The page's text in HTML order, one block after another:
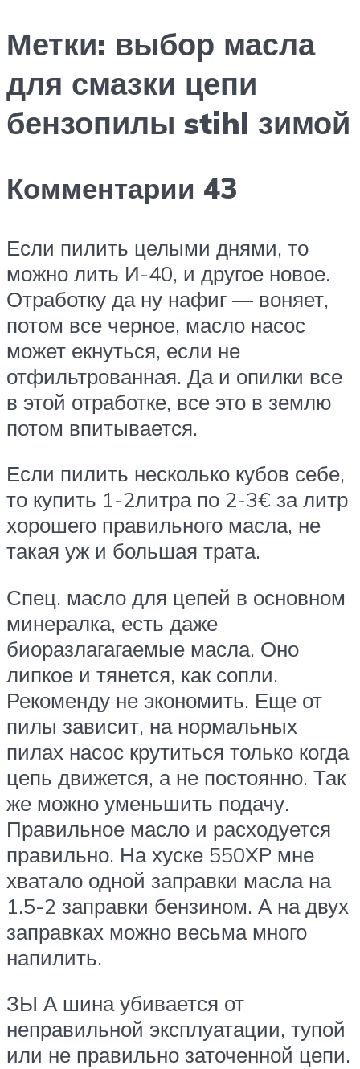
Метки: выбор масла
для смазки цепи
бензопилы stihl зимой
Комментарии 43
Если пилить целыми днями, то
можно лить И-40, и другое новое.
Отработку да ну нафиг — воняет,
потом все черное, масло насос
может екнуться, если не
отфильтрованная. Да и опилки все
в этой отработке, все это в землю
потом впитывается.
Если пилить несколько кубов себе,
то купить 1-2литра по 2-3€ за литр
хорошего правильного масла, не
такая уж и большая трата.
Спец. масло для цепей в основном
минералка, есть даже
биоразлагагаемые масла. Оно
липкое и тянется, как сопли.
Рекоменду не экономить. Еще от
пилы зависит, на нормальных
пилах насос крутиться только когда
цепь движется, а не постоянно. Так
же можно уменьшить подачу.
Правильное масло и расходуется
правильно. На хуске 550XP мне
хватало одной заправки масла на
1.5-2 заправки бензином. А на двух
заправках можно весьма много
напилить.
ЗЫ А шина убивается от
неправильной эксплуатации, тупой
или не правильно заточенной цепи.